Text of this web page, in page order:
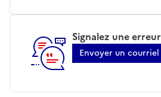
Signalez une erreur
Envoyer un courriel